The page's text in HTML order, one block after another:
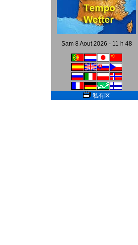
Sam 8 Aout 2026 - 11 h 48
私有区